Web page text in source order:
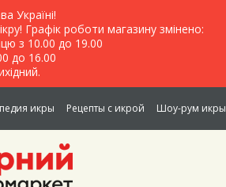
Україні!
Графік роботи магазину змінено:
з 10.00 до 19.00
до 16.00
икры Рецепты с икрой Шоу-рум икры